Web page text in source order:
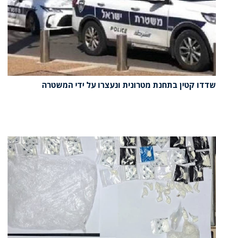
שדדו קטין בתחנת מטרונית ונעצרו על ידי המשטרה